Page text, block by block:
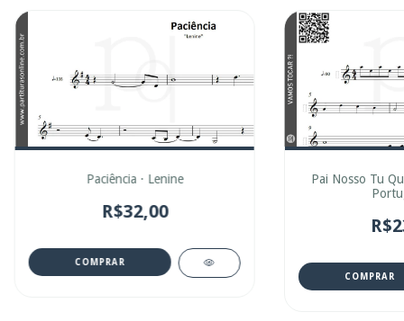
Paciência · Lenine
R$32,00
COMPRAR
Pai Nosso Tu
COMPRAR